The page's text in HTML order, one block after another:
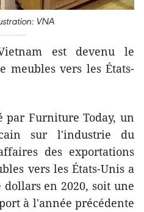
VNA
est devenu le
meubles vers les États-
Furniture Today, un
sur l'industrie du
des exportations
vers les États-Unis a
en 2020, soit une
à l'année précédente